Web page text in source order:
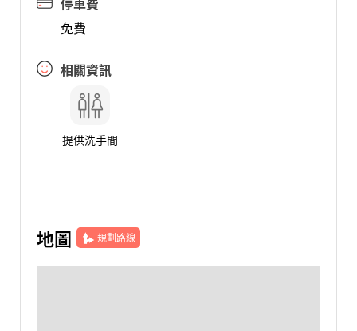
免費
相關資訊
提供洗手間
地圖 規劃路線